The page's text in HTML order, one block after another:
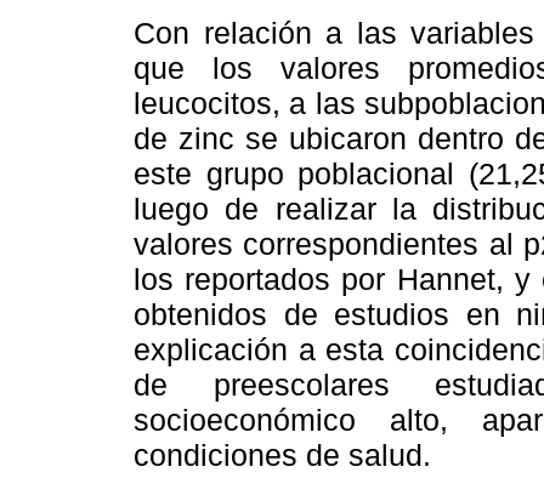
Con relación a las
que los valores
leucocitos, a las
de zinc se ubicaron dentro
este grupo poblacional
luego de realizar la
valores correspondientes al
los reportados por Hannet,
obtenidos de estudios en
explicación a esta
de preescolares
socioeconómico alto,
condiciones de salud.